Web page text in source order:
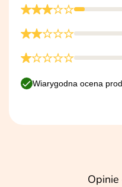
Wiarygodna ocena